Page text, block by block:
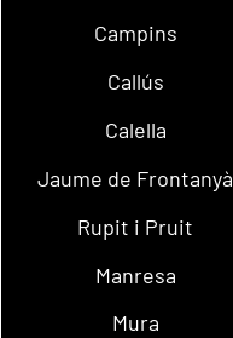
Campins
Callús
Calella
Jaume de Frontanyà
Rupit i Pruit
Manresa
Mura